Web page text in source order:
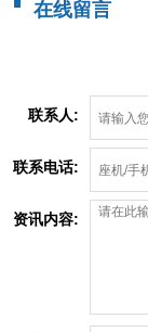
在线留言
联系人:
联系电话:
资讯内容: